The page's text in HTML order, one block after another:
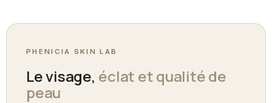
PHENICIA SKIN LAB
Le visage, éclat et qualité de
peau